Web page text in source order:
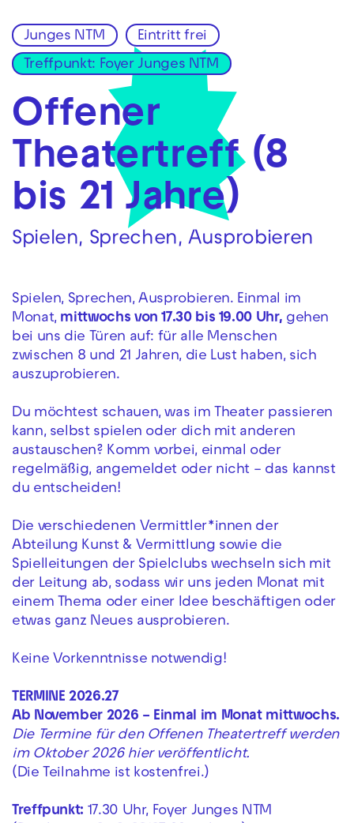
Zur Hauptnavigation springen
Zum Hauptinhalt springen Zum Footer springen
Junges NTM Eintritt frei
Treffpunkt: Foyer Junges NTM
Offener
Theatertreff (8
bis 21 Jahre)
Spielen, Sprechen, Ausprobieren
Spielen, Sprechen, Ausprobieren. Einmal im
Monat, mittwochs von 17.30 bis 19.00 Uhr, gehen
bei uns die Türen auf: für alle Menschen
zwischen 8 und 21 Jahren, die Lust haben, sich
auszuprobieren.
Du möchtest schauen, was im Theater passieren
kann, selbst spielen oder dich mit anderen
austauschen? Komm vorbei, einmal oder
regelmäßig, angemeldet oder nicht – das kannst
du entscheiden!
Die verschiedenen Vermittler*innen der
Abteilung Kunst & Vermittlung sowie die
Spielleitungen der Spielclubs wechseln sich mit
der Leitung ab, sodass wir uns jeden Monat mit
einem Thema oder einer Idee beschäftigen oder
etwas ganz Neues ausprobieren.
Keine Vorkenntnisse notwendig!
TERMINE 2026.27
Ab November 2026 – Einmal im Monat mittwochs.
Die Termine für den Offenen Theatertreff werden
im Oktober 2026 hier veröffentlicht.
(Die Teilnahme ist kostenfrei.)
Treffpunkt: 17.30 Uhr, Foyer Junges NTM